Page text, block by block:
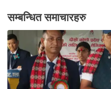
सम्बन्धित समाचारहरु